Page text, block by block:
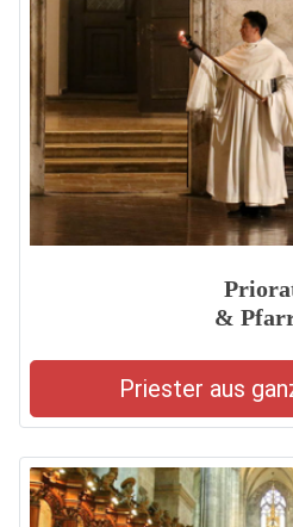
&
Priester aus